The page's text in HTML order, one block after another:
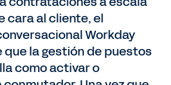
cara al cliente, el
Workday
que la gestión de puestos
como activar o